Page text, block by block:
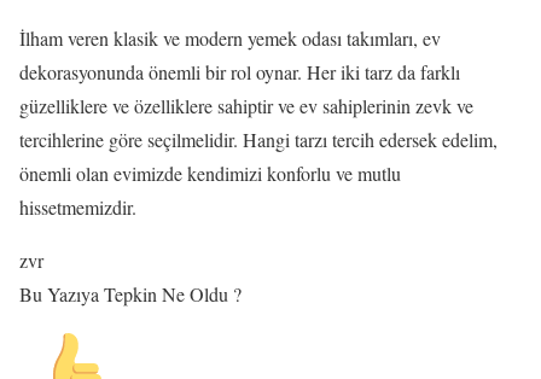
İlham veren klasik ve modern yemek odası takımları, ev
dekorasyonunda önemli bir rol oynar. Her iki tarz da farklı
güzelliklere ve özelliklere sahiptir ve ev sahiplerinin zevk ve
tercihlerine göre seçilmelidir. Hangi tarzı tercih edersek edelim,
önemli olan evimizde kendimizi konforlu ve mutlu
hissetmemizdir.
zvr
Bu Yazıya Tepkin Ne Oldu ?